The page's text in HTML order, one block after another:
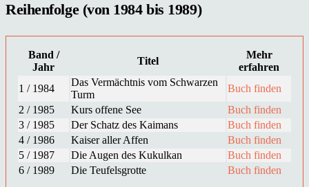
Reihenfolge (von 1984 bis 1989)
Band /
Jahr
Titel
Mehr
erfahren
1 / 1984
Das Vermächtnis vom Schwarzen
Turm
Buch finden
2 / 1985
Kurs offene See
Buch finden
3 / 1985
Der Schatz des Kaimans
Buch finden
4 / 1986
Kaiser aller Affen
Buch finden
5 / 1987
Die Augen des Kukulkan
Buch finden
6 / 1989
Die Teufelsgrotte Buch finden